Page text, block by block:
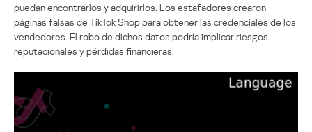
puedan encontrarlos y adquirirlos. Los estafadores crearon
páginas falsas de TikTok Shop para obtener las credenciales de los
vendedores. El robo de dichos datos podría implicar riesgos
reputacionales y pérdidas financieras.